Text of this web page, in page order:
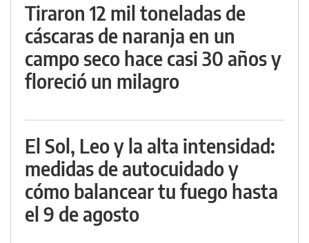
Tiraron 12 mil toneladas de
cáscaras de naranja en un
campo seco hace casi 30 años y
floreció un milagro
El Sol, Leo y la alta intensidad:
medidas de autocuidado y
cómo balancear tu fuego hasta
el 9 de agosto